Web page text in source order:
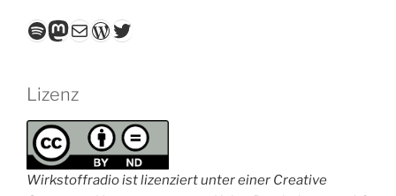
Spotify
Mastodon
E-MailWordPress
Twitter
Lizenz
Wirkstoffradio ist lizenziert unter einer Creative